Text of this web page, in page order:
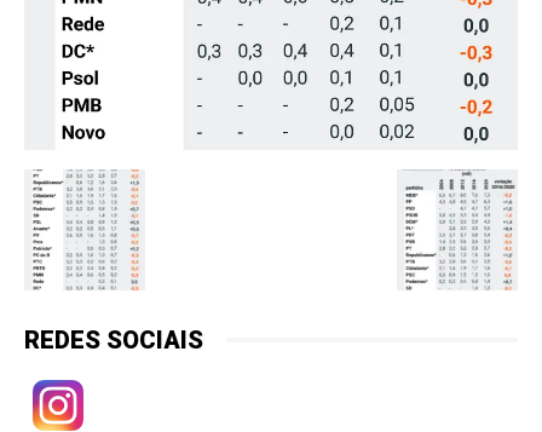
REDES SOCIAIS